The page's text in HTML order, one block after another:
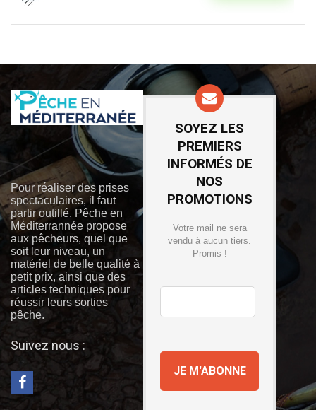
Pour réaliser des prises
spectaculaires, il faut
partir outillé. Pêche en
Méditerrannée propose
aux pêcheurs, quel que
soit leur niveau, un
matériel de belle qualité à
petit prix, ainsi que des
articles techniques pour
réussir leurs sorties
pêche.
Suivez nous :
SOYEZ LES
PREMIERS
INFORMÉS DE
NOS
PROMOTIONS
Votre mail ne sera
vendu à aucun tiers.
Promis !